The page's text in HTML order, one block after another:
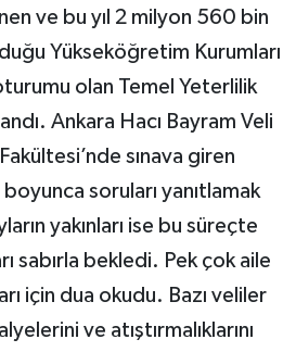
ve bu yıl 2 milyon 560 bin
Yükseköğretim Kurumları
oturumu olan Temel Yeterlilik
Ankara Hacı Bayram Veli
sınava giren
soruları yanıtlamak
yakınları ise bu süreçte
sabırla bekledi. Pek çok aile
için dua okudu. Bazı veliler
ve atıştırmalıklarını